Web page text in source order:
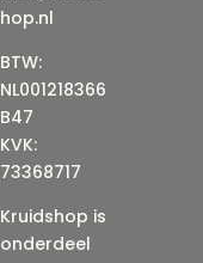
hop.nl
BTW:
NL001218366
B47
KVK:
73368717
Kruidshop is
onderdeel